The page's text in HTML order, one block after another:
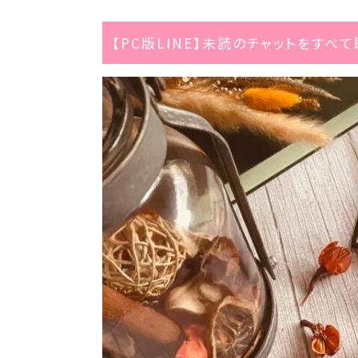
【PC版LINE】未読のチャットをすべ